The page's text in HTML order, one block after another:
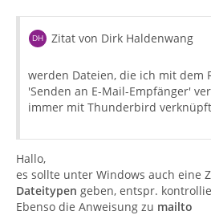
Zitat von Dirk Haldenwang
werden Dateien, die ich mit dem
'Senden an E-Mail-Empfänger'
immer mit Thunderbird verknüpft
Hallo,
es sollte unter Windows auch eine
Dateitypen geben, entspr.
Ebenso die Anweisung zu mailto